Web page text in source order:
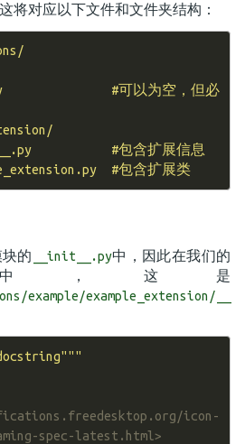
将对应以下文件和文件夹结构：
            example_extension.py  #包含扩展类
的 __init__.py中，因此在我们的
，这是
example/example_extension/__
icon-
spec-latest.html>